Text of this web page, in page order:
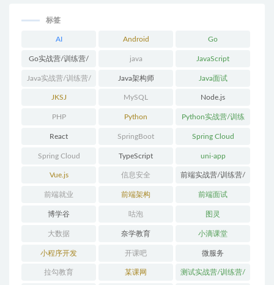
标签
AI Android Go
Go实战营/训练营/
体系课
java JavaScript
Java实战营/训练营/
体系课
Java架构师 Java面试
JKSJ MySQL Node.js
PHP Python Python实战营/训练
营/体系课
React SpringBoot Spring Cloud
Spring Cloud
Alibaba
TypeScript uni-app
Vue.js 信息安全 前端实战营/训练营/
体系课
前端就业 前端架构 前端面试
博学谷 咕泡 图灵
大数据 奈学教育 小滴课堂
小程序开发 开课吧 微服务
拉勾教育 某课网 测试实战营/训练营/